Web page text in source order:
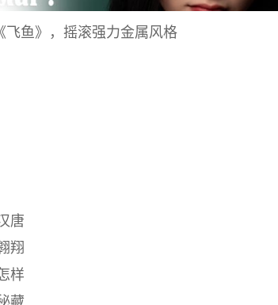
飞鱼》，摇滚强力金属风格
唐
翔
样
藏